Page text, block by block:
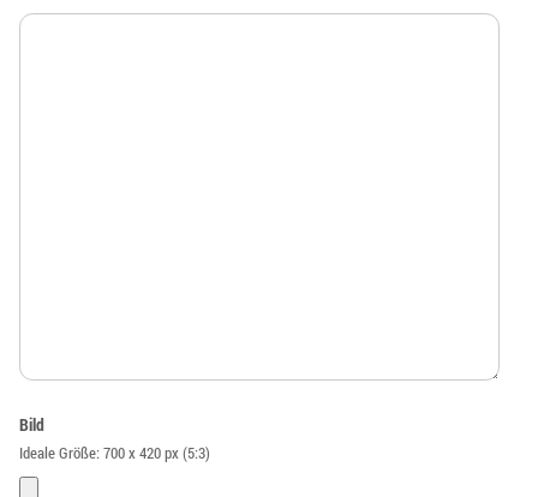
Bild
Ideale Größe: 700 x 420 px (5:3)